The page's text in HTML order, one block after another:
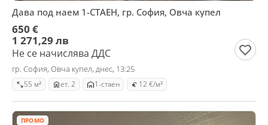
Дава под наем 1-СТАЕН, гр. София, Овча купел
650 €
1 271,29 лв
Не се начислява ДДС
гр. София, Овча купел, днес, 13:25
55 м² ет. 2 1-стаен 12 €/м²
ПРОМО